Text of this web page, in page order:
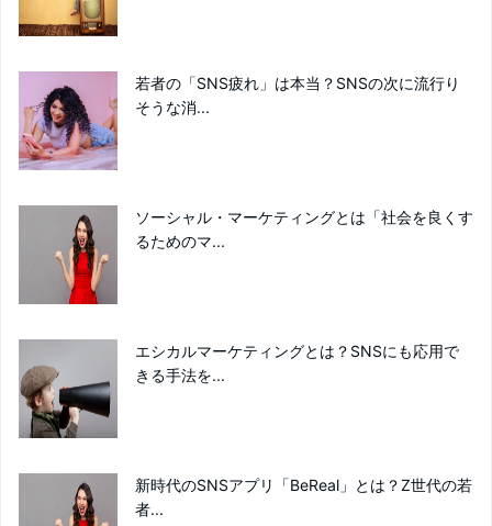
若者の「SNS疲れ」は本当？SNSの次に流行り
そうな消...
ソーシャル・マーケティングとは「社会を良くす
るためのマ...
エシカルマーケティングとは？SNSにも応用で
きる手法を...
新時代のSNSアプリ「BeReal」とは？Z世代の若
者...